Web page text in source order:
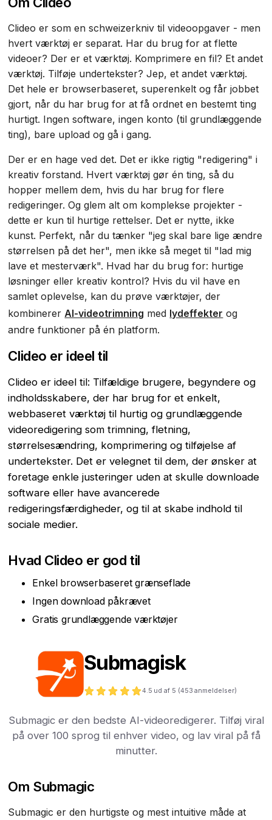
Clideo er som en schweizerkniv til videoopgaver - men
hvert værktøj er separat. Har du brug for at flette
videoer? Der er et værktøj. Komprimere en fil? Et andet
værktøj. Tilføje undertekster? Jep, et andet værktøj.
Det hele er browserbaseret, superenkelt og får jobbet
gjort, når du har brug for at få ordnet en bestemt ting
hurtigt. Ingen software, ingen konto (til grundlæggende
ting), bare upload og gå i gang.
Der er en hage ved det. Det er ikke rigtig "redigering" i
kreativ forstand. Hvert værktøj gør én ting, så du
hopper mellem dem, hvis du har brug for flere
redigeringer. Og glem alt om komplekse projekter -
dette er kun til hurtige rettelser. Det er nytte, ikke
kunst. Perfekt, når du tænker "jeg skal bare lige ændre
størrelsen på det her", men ikke så meget til "lad mig
lave et mesterværk". Hvad har du brug for: hurtige
løsninger eller kreativ kontrol? Hvis du vil have en
samlet oplevelse, kan du prøve værktøjer, der
kombinerer AI-videotrimning med lydeffekter og
andre funktioner på én platform.
Clideo er ideel til
Clideo er ideel til: Tilfældige brugere, begyndere og
indholdsskabere, der har brug for et enkelt,
webbaseret værktøj til hurtig og grundlæggende
videoredigering som trimning, fletning,
størrelsesændring, komprimering og tilføjelse af
undertekster. Det er velegnet til dem, der ønsker at
foretage enkle justeringer uden at skulle downloade
software eller have avancerede
redigeringsfærdigheder, og til at skabe indhold til
sociale medier.
Hvad Clideo er god til
Enkel browserbaseret grænseflade
Ingen download påkrævet
Gratis grundlæggende værktøjer
Submagisk
4.5 ud af 5 (453 anmeldelser)
Submagic er den bedste AI-videoredigerer. Tilføj viral
på over 100 sprog til enhver video, og lav viral på få
minutter.
Om Submagic
Submagic er den hurtigste og mest intuitive måde at